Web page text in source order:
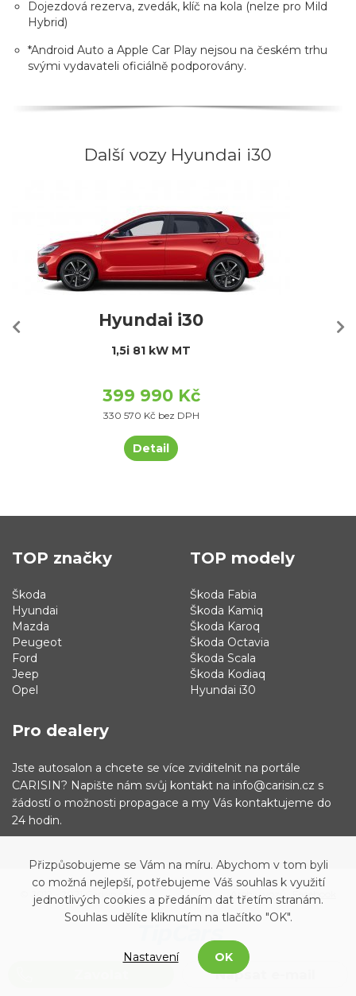
Dojezdová rezerva, zvedák, klíč na kola (nelze pro Mild
Hybrid)
*Android Auto a Apple Car Play nejsou na českém trhu
svými vydavateli oficiálně podporovány.
Další vozy Hyundai i30
Hyundai i30
1,5i 81 kW MT
399 990 Kč
330 570 Kč bez DPH
Detail
Napsat e-mail
TOP značky
Škoda
Hyundai
Mazda
Peugeot
Ford
Jeep
Opel
TOP modely
Škoda Fabia
Škoda Kamiq
Škoda Karoq
Škoda Octavia
Škoda Scala
Škoda Kodiaq
Hyundai i30
Pro dealery
Jste autosalon a chcete se více zviditelnit na portále
CARISIN? Napište nám svůj kontakt na info@carisin.cz s
žádostí o možnosti propagace a my Vás kontaktujeme do
24 hodin.
© 2019 - 2021 Carisin.cz Archiv vozů Facebook
Přizpůsobujeme se Vám na míru. Abychom v tom byli
co možná nejlepší, potřebujeme Váš souhlas k využití
jednotlivých cookies a předáním dat třetím stranám.
Souhlas udělíte kliknutím na tlačítko "OK".
Nastavení OK